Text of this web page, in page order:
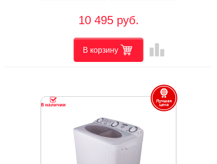
10 495 руб.
В корзину leaderboard